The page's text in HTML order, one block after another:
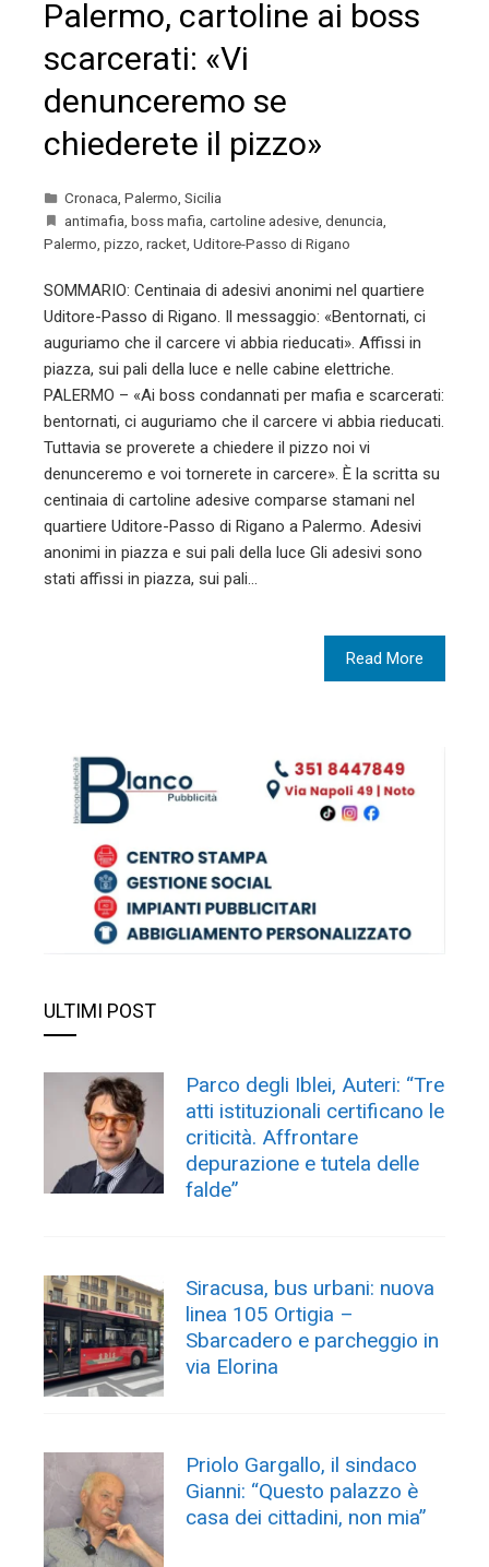
Palermo, cartoline ai boss
scarcerati: «Vi
denunceremo se
chiederete il pizzo»
Cronaca, Palermo, Sicilia
antimafia, boss mafia, cartoline adesive, denuncia,
Palermo, pizzo, racket, Uditore-Passo di Rigano
SOMMARIO: Centinaia di adesivi anonimi nel quartiere
Uditore-Passo di Rigano. Il messaggio: «Bentornati, ci
auguriamo che il carcere vi abbia rieducati». Affissi in
piazza, sui pali della luce e nelle cabine elettriche.
PALERMO – «Ai boss condannati per mafia e scarcerati:
bentornati, ci auguriamo che il carcere vi abbia rieducati.
Tuttavia se proverete a chiedere il pizzo noi vi
denunceremo e voi tornerete in carcere». È la scritta su
centinaia di cartoline adesive comparse stamani nel
quartiere Uditore-Passo di Rigano a Palermo. Adesivi
anonimi in piazza e sui pali della luce Gli adesivi sono
stati affissi in piazza, sui pali…
Read More
ULTIMI POST
Parco degli Iblei, Auteri: “Tre
atti istituzionali certificano le
criticità. Affrontare
depurazione e tutela delle
falde”
Siracusa, bus urbani: nuova
linea 105 Ortigia –
Sbarcadero e parcheggio in
via Elorina
Priolo Gargallo, il sindaco
Gianni: “Questo palazzo è
casa dei cittadini, non mia”